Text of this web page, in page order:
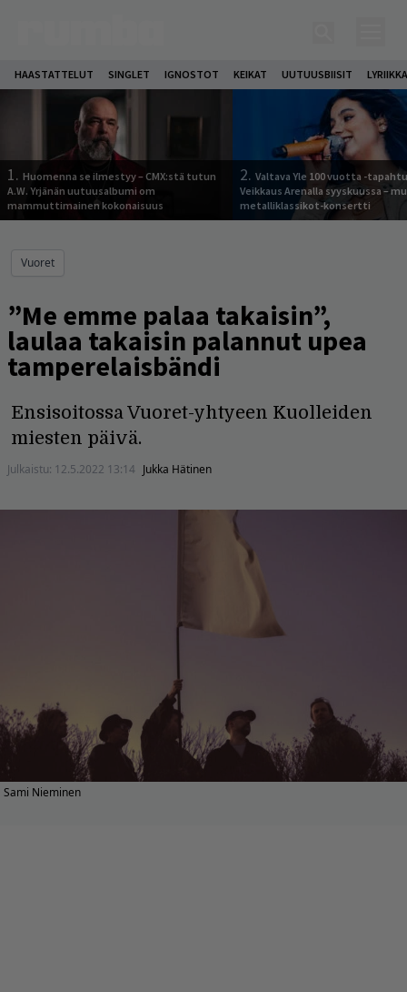
HAASTATTELUT SINGLET IGNOSTOT KEIKAT UUTUUSBIISIT
1. Huomenna se ilmestyy – CMX:stä tutun
A.W. Yrjänän uutuusalbumi om
mammuttimainen kokonaisuus
2. Valtava Yle 100 vuotta -
Veikkaus Arenalla syyskuussa –
metalliklassikot-konsertti
Vuoret
”Me emme palaa takaisin”,
laulaa takaisin palannut upea
tamperelaisbändi
Ensisoitossa Vuoret-yhtyeen Kuolleiden
miesten päivä.
Julkaistu: 12.5.2022 13:14 Jukka Hätinen
Sami Nieminen